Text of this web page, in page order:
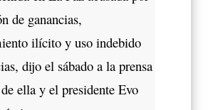
de ganancias,
ilícito y uso indebido
dijo el sábado a la prensa
ella y el presidente Evo